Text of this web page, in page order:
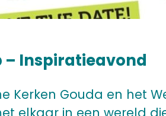
– Inspiratieavond
Kerken Gouda en het